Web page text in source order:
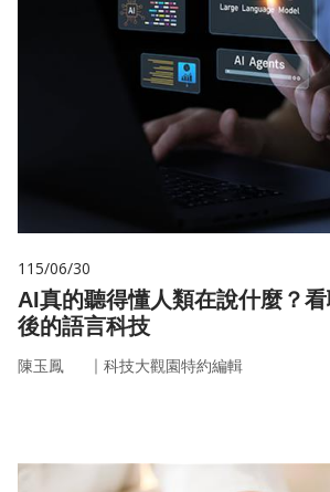
115/06/30
AI真的聽得懂人類在說什麼？
後的語言科技
陳玉鳳 ｜ 科技大觀園特約編輯